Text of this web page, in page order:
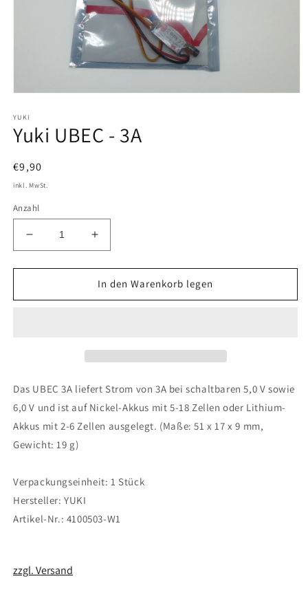
in
Modal
öffnen
YUKI
Yuki UBEC - 3A
Normaler
Preis
€9,90
inkl. MwSt.
Anzahl
Verringere
die
Menge
Yuki
Erhöhe
die
Menge
für
Yuki
In den Warenkorb legen
Das UBEC 3A liefert Strom von 3A bei schaltbaren 5,0 V sowie
6,0 V und ist auf Nickel-Akkus mit 5-18 Zellen oder Lithium-
Akkus mit 2-6 Zellen ausgelegt. (Maße: 51 x 17 x 9 mm,
Gewicht: 19 g)
Verpackungseinheit: 1 Stück
Hersteller: YUKI
Artikel-Nr.: 4100503-W1
zzgl. Versand